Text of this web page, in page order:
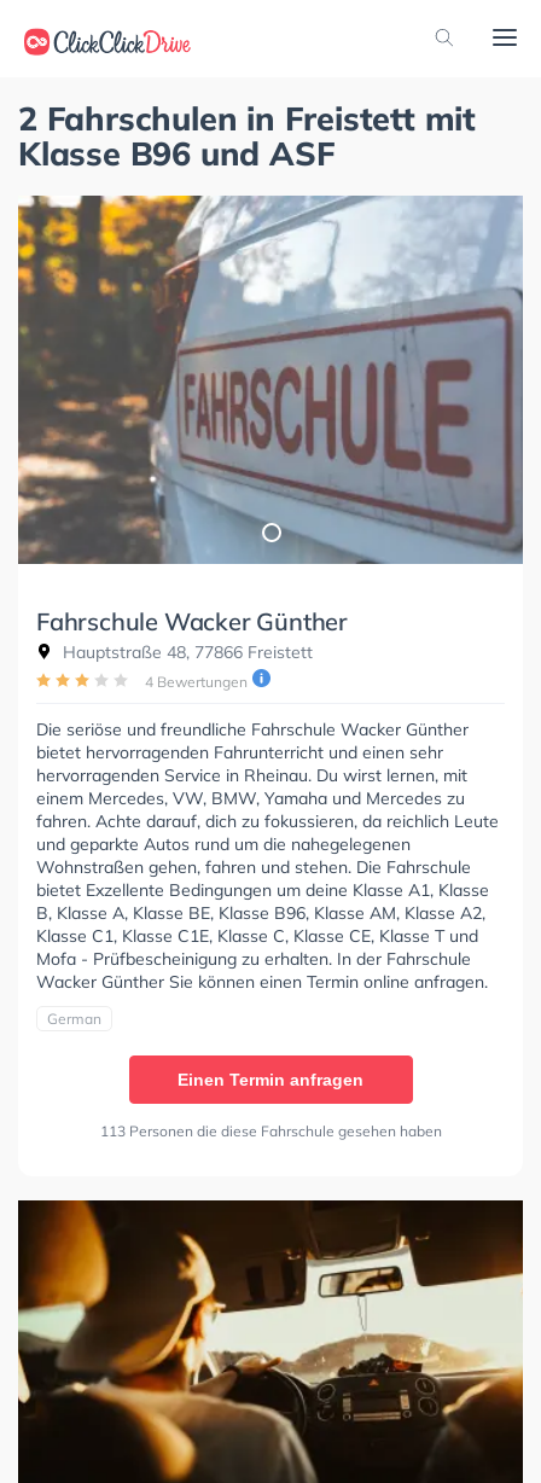
2 Fahrschulen in Freistett mit
Klasse B96 und ASF
Fahrschule Wacker Günther
Hauptstraße 48, 77866 Freistett
4 Bewertungen
Die seriöse und freundliche Fahrschule Wacker Günther
bietet hervorragenden Fahrunterricht und einen sehr
hervorragenden Service in Rheinau. Du wirst lernen, mit
einem Mercedes, VW, BMW, Yamaha und Mercedes zu
fahren. Achte darauf, dich zu fokussieren, da reichlich Leute
und geparkte Autos rund um die nahegelegenen
Wohnstraßen gehen, fahren und stehen. Die Fahrschule
bietet Exzellente Bedingungen um deine Klasse A1, Klasse
B, Klasse A, Klasse BE, Klasse B96, Klasse AM, Klasse A2,
Klasse C1, Klasse C1E, Klasse C, Klasse CE, Klasse T und
Mofa - Prüfbescheinigung zu erhalten. In der Fahrschule
Wacker Günther Sie können einen Termin online anfragen.
German
Einen Termin anfragen
113 Personen die diese Fahrschule gesehen haben